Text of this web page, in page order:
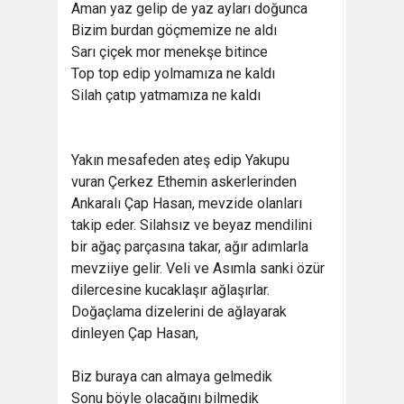
Aman yaz gelip de yaz ayları doğunca
Bizim burdan göçmemize ne aldı
Sarı çiçek mor menekşe bitince
Top top edip yolmamıza ne kaldı
Silah çatıp yatmamıza ne kaldı
Yakın mesafeden ateş edip Yakupu
vuran Çerkez Ethemin askerlerinden
Ankaralı Çap Hasan, mevzide olanları
takip eder. Silahsız ve beyaz mendilini
bir ağaç parçasına takar, ağır adımlarla
mevziiye gelir. Veli ve Asımla sanki özür
dilercesine kucaklaşır ağlaşırlar.
Doğaçlama dizelerini de ağlayarak
dinleyen Çap Hasan,
Biz buraya can almaya gelmedik
Sonu böyle olacağını bilmedik